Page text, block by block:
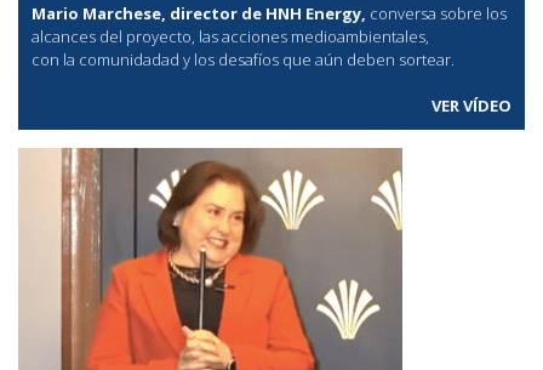
Mario Marchese, director de HNH Energy, conversa sobre los
alcances del proyecto, las acciones medioambientales,
con la comunidadad y los desafíos que aún deben sortear.
VER VÍDEO